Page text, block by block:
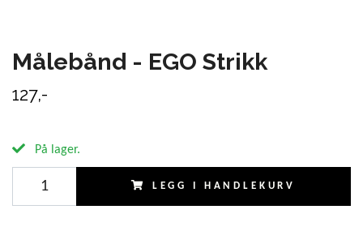
Målebånd - EGO Strikk
127,-
På lager.
LEGG I HANDLEKURV